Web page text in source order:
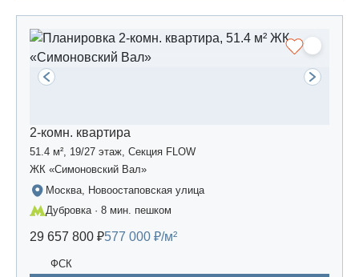
2-комн. квартира
51.4 м², 19/27 этаж, Секция FLOW
ЖК «Симоновский Вал»
Москва, Новоостаповская улица
Дубровка · 8 мин. пешком
29 657 800 ₽577 000 ₽/м²
ФСК